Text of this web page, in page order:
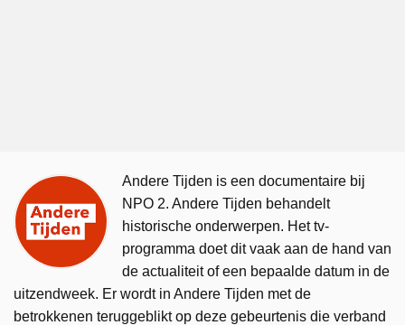
Andere Tijden is een documentaire bij
NPO 2. Andere Tijden behandelt
historische onderwerpen. Het tv-
programma doet dit vaak aan de hand van
de actualiteit of een bepaalde datum in de
uitzendweek. Er wordt in Andere Tijden met de
betrokkenen teruggeblikt op deze gebeurtenis die verband